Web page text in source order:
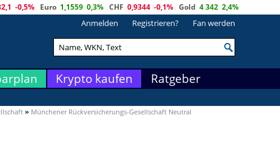
-0,5% Euro 1,1559 0,3% CHF 0,9344 -0,1% Gold 4 342 2,4%
Anmelden Registrieren? Fan werden
Krypto kaufen Ratgeber
» Münchener Rückversicherungs-Gesellschaft Neutral